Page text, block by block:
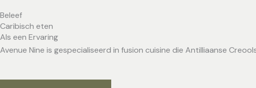
Beleef
Caribisch eten
Als een Ervaring
Avenue Nine is gespecialiseerd in fusion cuisine die Antilliaanse